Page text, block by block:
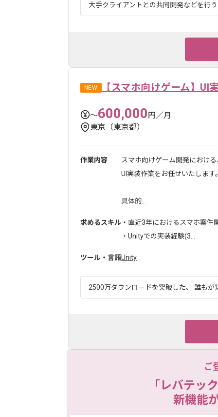
大手クライアントとの共同開発などを行
NEW 【スマホ向けゲーム】UI
〜600,000円／月
東京（東京都）
作業内容
スマホ向けゲーム開発における
UI実装作業をお任せいたします
具体的...
求めるスキル ・直近3年におけるスマホ案件
・Unityでの実装経験(3...
ツール・言語Unity
2500万ダウンロードを突破した、 誰もが
ご
「レバテッ
新機能